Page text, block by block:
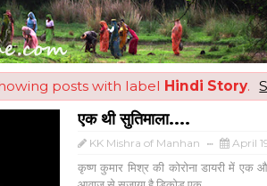
posts with label Hindi Story.
एक थी सुतिमाला....
KK Mishra of Manhan April
कृष्ण कुमार मिश्र की कोरोना डायरी में एक